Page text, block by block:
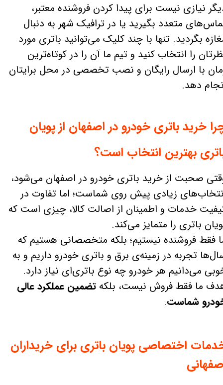
نیازی نیست برای پیدا کردن فروشنده معتبر،
متعدد بگیرید یا در ترافیک شهر به دنبال
بگردید. تنها با چند کلیک می‌توانید باتری مورد
را انتخاب کنید و تیم ما آن را در کوتاه‌ترین
با ارسال رایگان و نصب تخصصی در محل برایتان
دهد.
صحبت از خرید باتری خودرو در اصفهان می‌شود،
زیادی پیش روی شماست؛ اما تفاوت در
خدمات و اطمینان از اصالت کالا، چیزی است که
باتری را متمایز می‌کند.
فقط فروشنده نیستیم؛ بلکه متخصصانی هستیم که
تجربه در زمینه‌ی برق و باتری خودرو داریم و به
می‌دانیم هر خودرو چه نوع باتری‌ای نیاز دارد.
ما فقط فروش نیست، بلکه تضمین عملکرد عالی
شماست.
خرید باتری خودرو در اصفهان از پویان
بهترین انتخاب است؟
اختصاصی پویان باتری برای خریداران